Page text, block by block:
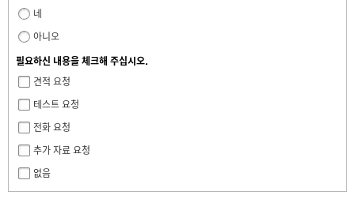
네
아니오
필요하신 내용을 체크해 주십시오.
견적 요청
테스트 요청
전화 요청
추가 자료 요청
없음